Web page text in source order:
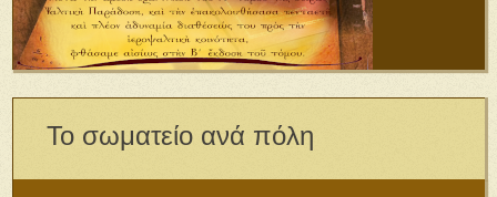
Το σωματείο ανά πόλη